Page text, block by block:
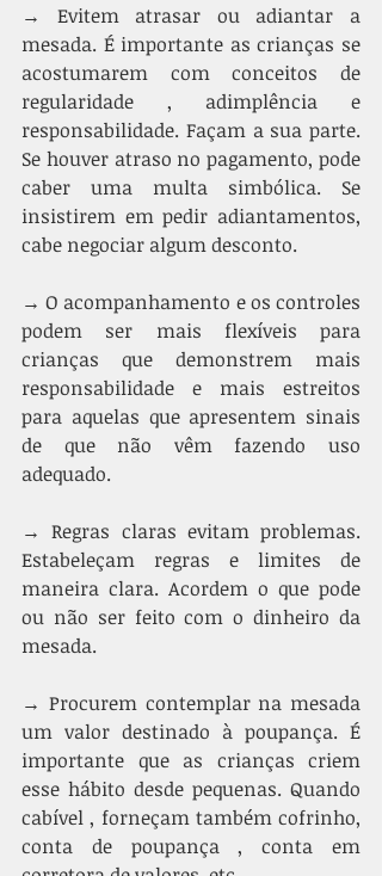
→ Evitem atrasar ou adiantar a
mesada. É importante as crianças se
acostumarem com conceitos de
regularidade , adimplência e
responsabilidade. Façam a sua parte.
Se houver atraso no pagamento, pode
caber uma multa simbólica. Se
insistirem em pedir adiantamentos,
cabe negociar algum desconto.
→ O acompanhamento e os controles
podem ser mais flexíveis para
crianças que demonstrem mais
responsabilidade e mais estreitos
para aquelas que apresentem sinais
de que não vêm fazendo uso
adequado.
→ Regras claras evitam problemas.
Estabeleçam regras e limites de
maneira clara. Acordem o que pode
ou não ser feito com o dinheiro da
mesada.
→ Procurem contemplar na mesada
um valor destinado à poupança. É
importante que as crianças criem
esse hábito desde pequenas. Quando
cabível , forneçam também cofrinho,
conta de poupança , conta em